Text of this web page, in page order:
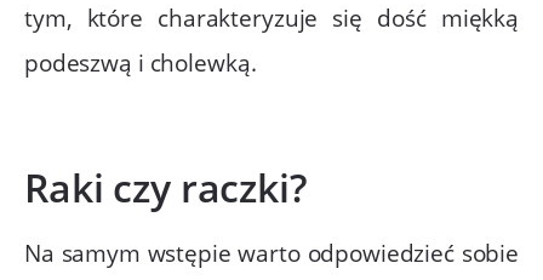
tym, które charakteryzuje się dość miękką
podeszwą i cholewką.
Raki czy raczki?
Na samym wstępie warto odpowiedzieć sobie